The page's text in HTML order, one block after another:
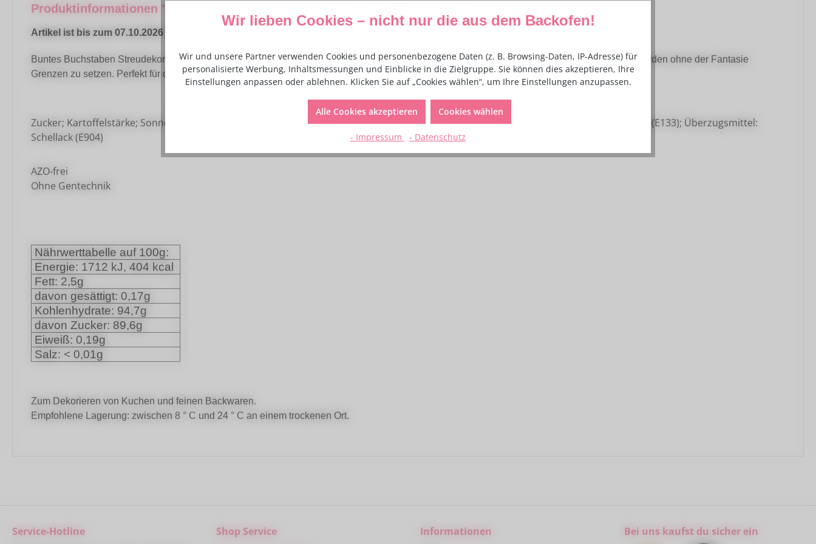
Produktinformationen "Dekorzucker Buchstaben Mix - 100g - MHD-Artikel"
Artikel ist bis zum 07.10.2026 haltbar.
Buntes Buchstaben Streudekor aus Zucker - Perfekt für Ihre Torte oder anderen Leckereien zur Einschulung. Von A-Z kann jedes Wort gelegt werden ohne der Fantasie
Grenzen zu setzen. Perfekt für den Schulanfang und Kindergeburtstag.
Zucker; Kartoffelstärke; Sonnenblumenöl; Reismehl; Farbstoffe:Riboflavin (E101), Echtes Karmin (E120), Indigotin (E132), Brillantblau FCF (E133); Überzugsmittel:
Schellack (E904)
AZO-frei
Ohne Gentechnik
Nährwerttabelle auf 100g:
Energie: 1712 kJ, 404 kcal
Fett: 2,5g
davon gesättigt: 0,17g
Kohlenhydrate: 94,7g
davon Zucker: 89,6g
Eiweiß: 0,19g
Salz: < 0,01g
Zum Dekorieren von Kuchen und feinen Backwaren.
Empfohlene Lagerung: zwischen 8 ° C und 24 ° C an einem trockenen Ort.
Service-Hotline Shop Service Informationen Bei uns kaufst du sicher ein
Wir lieben Cookies – nicht nur die aus dem Backofen!
Wir und unsere Partner verwenden Cookies und personenbezogene Daten (z. B. Browsing-Daten, IP-Adresse) für
personalisierte Werbung, Inhaltsmessungen und Einblicke in die Zielgruppe. Sie können dies akzeptieren, Ihre
Einstellungen anpassen oder ablehnen. Klicken Sie auf „Cookies wählen“, um Ihre Einstellungen anzupassen.
Alle Cookies akzeptieren Cookies wählen
- Impressum - Datenschutz